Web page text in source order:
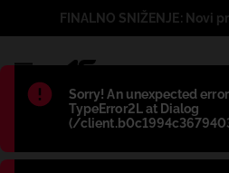
Błąd:
Sorry! An unexpected
TypeError2L at Dialog
(/
FINALNO SNIŽENJE: Novi